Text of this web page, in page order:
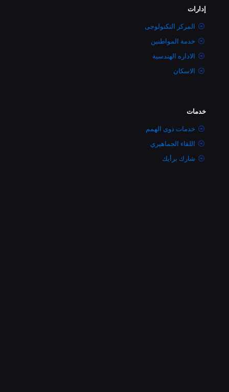
إدارات
المركز التكنولوجى
خدمة المواطنين
الاداره الهندسية
الاسكان
خدمات
خدمات ذوى الهمم
اللقاء الجماهيري
شارك برأيك